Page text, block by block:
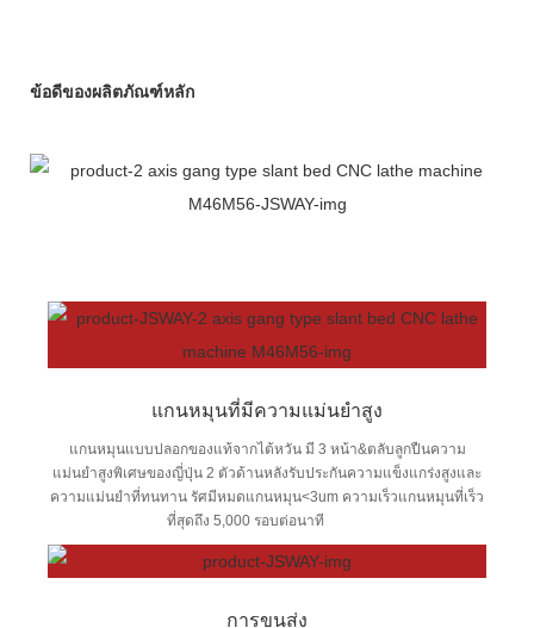
ข้อดีของผลิตภัณฑ์หลัก
แกนหมุนที่มีความแม่นยำสูง
แกนหมุนแบบปลอกของแท้จากไต้หวัน มี 3 หน้า&ตลับลูกปืนความ
แม่นยำสูงพิเศษของญี่ปุ่น 2 ตัวด้านหลังรับประกันความแข็งแกร่งสูงและ
ความแม่นยำที่ทนทาน รัศมีหมดแกนหมุน<3um ความเร็วแกนหมุนที่เร็ว
ที่สุดถึง 5,000 รอบต่อนาที
การขนส่ง